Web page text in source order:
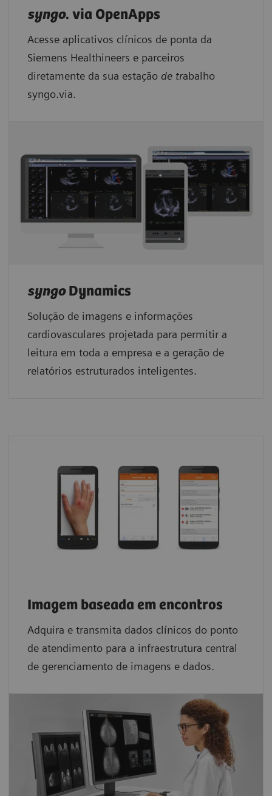
syngo. via OpenApps
Acesse aplicativos clínicos de ponta da
Siemens Healthineers e parceiros
diretamente da sua estação de trabalho
syngo.via.
syngoDynamics
Solução de imagens e informações
cardiovasculares projetada para permitir a
leitura em toda a empresa e a geração de
relatórios estruturados inteligentes.
Imagem baseada em encontros
Adquira e transmita dados clínicos do ponto
de atendimento para a infraestrutura central
de gerenciamento de imagens e dados.